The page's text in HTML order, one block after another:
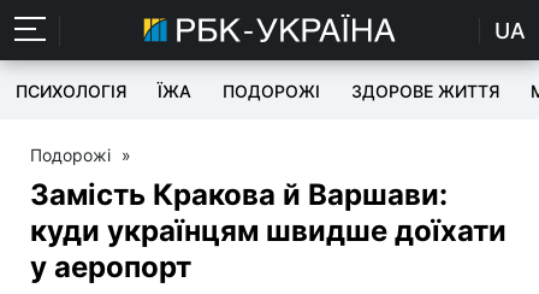
UA
ПСИХОЛОГІЯ ЇЖА ПОДОРОЖІ ЗДОРОВЕ ЖИТТЯ
Подорожі »
Замість Кракова й Варшави:
куди українцям швидше доїхати
у аеропорт